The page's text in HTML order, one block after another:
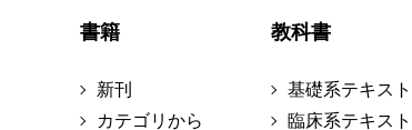
書籍
新刊
カテゴリから
教科書
基礎系テキスト
臨床系テキスト